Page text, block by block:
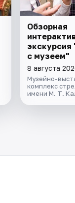
Обзорная
с музеем"
8 августа
Музейно-
комплекс
имени М. Т.